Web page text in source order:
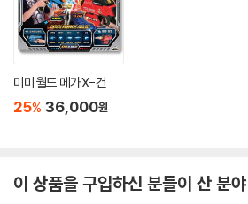
미미월드 메가X-건
25% 36,000원
이 상품을 구입하신 분들이 산 분